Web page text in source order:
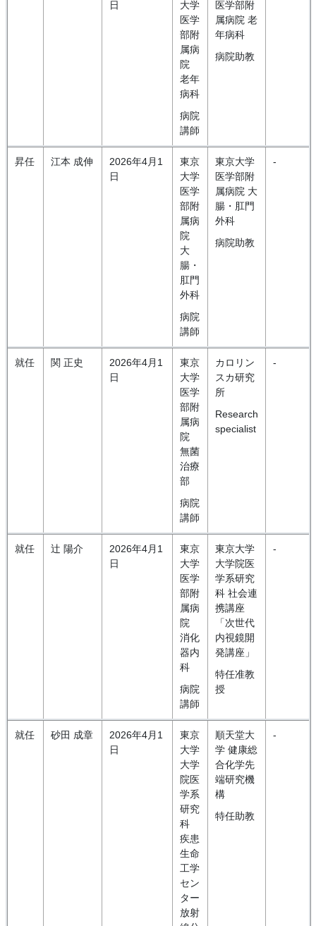
日
大学
医学
部附
属病
院
老年
病科
病院
講師
医学部附
属病院 老
年病科
病院助教
昇任 江本 成伸
2026年4月1
日
東京
大学
医学
部附
属病
院
大
腸・
肛門
外科
病院
講師
東京大学
医学部附
属病院 大
腸・肛門
外科
病院助教
-
就任 関 正史
2026年4月1
日
東京
大学
医学
部附
属病
院
無菌
治療
部
病院
講師
カロリン
スカ研究
所
Research
specialist
-
就任 辻 陽介
2026年4月1
日
東京
大学
医学
部附
属病
院
消化
器内
科
病院
講師
東京大学
大学院医
学系研究
科 社会連
携講座
「次世代
内視鏡開
発講座」
特任准教
授
-
就任 砂田 成章
2026年4月1
日
東京
大学
大学
院医
学系
研究
科
疾患
生命
工学
セン
ター
放射
順天堂大
学 健康総
合化学先
端研究機
構
特任助教
-